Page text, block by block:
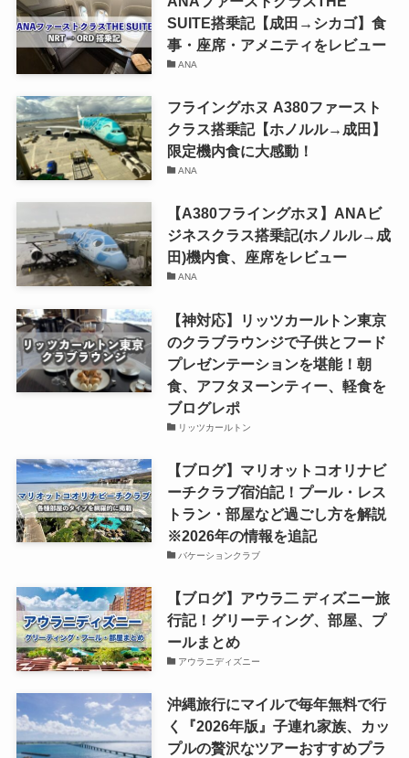
SUITE搭乗記【成田→シカゴ】食
事・座席・アメニティをレビュー
ANA
フライングホヌ A380ファースト
クラス搭乗記【ホノルル→成田】
限定機内食に大感動！
ANA
【A380フライングホヌ】ANAビ
ジネスクラス搭乗記(ホノルル→成
田)機内食、座席をレビュー
ANA
【神対応】リッツカールトン東京
のクラブラウンジで子供とフード
プレゼンテーションを堪能！朝
食、アフタヌーンティー、軽食を
ブログレポ
リッツカールトン
【ブログ】マリオットコオリナビ
ーチクラブ宿泊記！プール・レス
トラン・部屋など過ごし方を解説
※2026年の情報を追記
バケーションクラブ
【ブログ】アウラ二 ディズニー旅
行記！グリーティング、部屋、プ
ールまとめ
アウラニディズニー
沖縄旅行にマイルで毎年無料で行
く『2026年版』子連れ家族、カッ
プルの贅沢なツアーおすすめプラ